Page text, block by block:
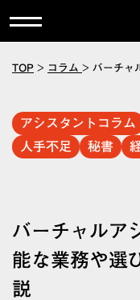
TOP > コラム > バーチャ
アシスタントコラム
人手不足
秘書
バーチャルア
能な業務や選
説